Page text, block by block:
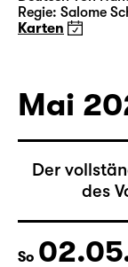
19:30 Große
Bernarda
Karten
Mai
Der
des